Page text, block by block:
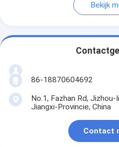
Bekijk
86-18870604692
No.1, Fazhan Rd,
Jiangxi-Provincie, China
Contact